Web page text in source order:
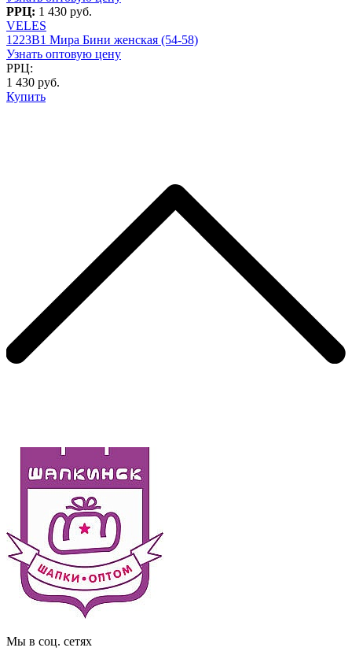
РРЦ: 1 430 руб.
VELES
1223В1 Мира Бини женская (54-58)
Узнать оптовую цену
РРЦ:
1 430 руб.
Купить
Мы в соц. сетях